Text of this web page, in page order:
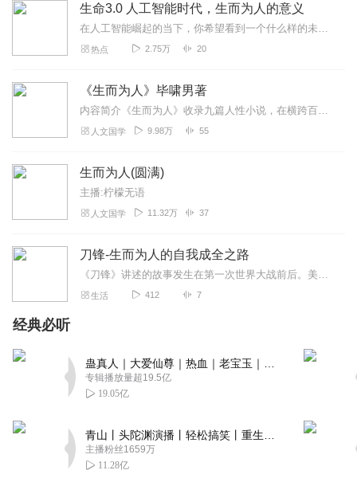
生命3.0 人工智能时代，生而为人的意义
在人工智能崛起的当下，你希望看到一个什么样的未来？当超越人类智慧的人工智能出现时，人类将何去何从？你是否希望我们创造出能自我设计的生命3.0，并把它散播到宇宙各...
热点 2.75万 20
《生而为人》毕啸男著
内容简介《生而为人》收录九篇人性小说，在横跨百年的胶东大地上，游走着众多故事角色：消失的女儿、疯癫的木匠、绝恋的理发师……他们深陷在时代的逆境里，被生活的风浪所...
人文国学 9.98万 55
生而为人(圆满)
主播:柠檬无语
人文国学 11.32万 37
刀锋-生而为人的自我成全之路
《刀锋》讲述的故事发生在第一次世界大战前后。美国青年拉里因为好友在战争中猝然死亡，而开始向自己的内心展开深刻的追问：既然世间有善，为何恶亦相生？战后，拉里在故乡...
生活 412 7
经典必听
专辑播放量超19.5亿
19.05亿
主播粉丝1659万
11.28亿